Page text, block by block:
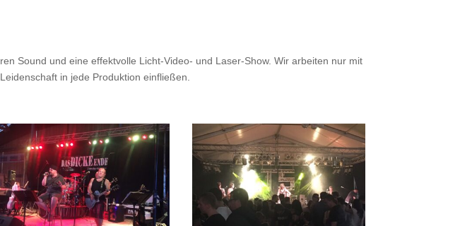
Sound und eine effektvolle Licht-Video- und Laser-Show. Wir arbeiten nur mit
in jede Produktion einfließen.